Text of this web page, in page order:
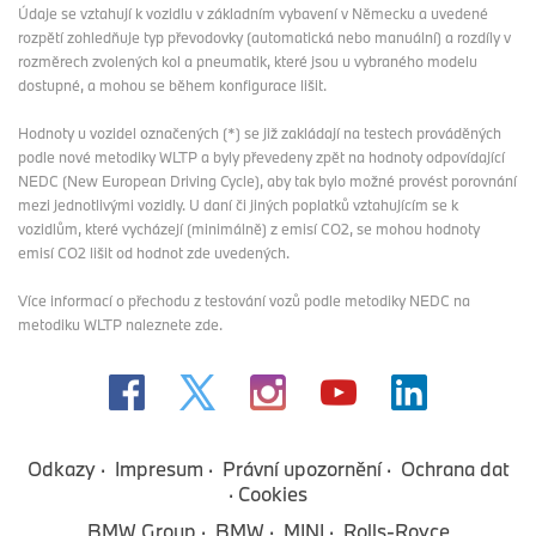
Údaje se vztahují k vozidlu v základním vybavení v Německu a uvedené
rozpětí zohledňuje typ převodovky (automatická nebo manuální) a rozdíly v
rozměrech zvolených kol a pneumatik, které jsou u vybraného modelu
dostupné, a mohou se během konfigurace lišit.
Hodnoty u vozidel označených (*) se již zakládají na testech prováděných
podle nové metodiky WLTP a byly převedeny zpět na hodnoty odpovídající
NEDC (New European Driving Cycle), aby tak bylo možné provést porovnání
mezi jednotlivými vozidly. U daní či jiných poplatků vztahujícím se k
vozidlům, které vycházejí (minimálně) z emisí CO2, se mohou hodnoty
emisí CO2 lišit od hodnot zde uvedených.
Více informací o přechodu z testování vozů podle metodiky NEDC na
metodiku WLTP naleznete zde.
Odkazy Impresum Právní upozornění
Ochrana dat
Cookies
BMW Group
BMW MINI Rolls-Royce